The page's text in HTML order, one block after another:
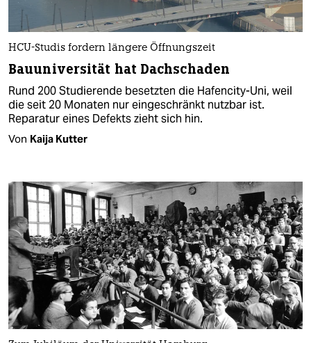
HCU-Studis fordern längere Öffnungszeit
Bauuniversität hat Dachschaden
Rund 200 Studierende besetzten die Hafencity-Uni, weil
die seit 20 Monaten nur eingeschränkt nutzbar ist.
Reparatur eines Defekts zieht sich hin.
Von Kaija Kutter